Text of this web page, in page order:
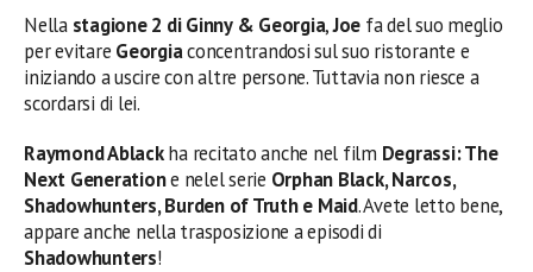
Nella stagione 2 di Ginny & Georgia,Joe fa del suo meglio
per evitare Georgiaconcentrandosi sul suo ristorante e
iniziando a uscire con altre persone. Tuttavia non riesce a
scordarsi di lei.
Raymond Ablackha recitato anche nel film Degrassi: The
Next Generatione nelel serie Orphan Black, Narcos,
Shadowhunters, Burden of Truth e Maid. Avete letto bene,
appare anche nella trasposizione a episodi di
Shadowhunters!